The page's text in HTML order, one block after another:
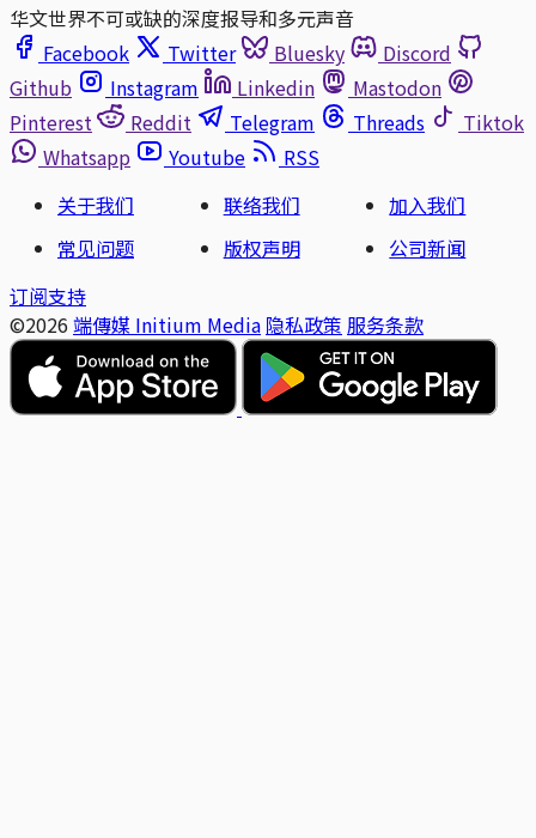
华文世界不可或缺的深度报导和多元声音
Facebook
Twitter Bluesky
Discord
Github
Instagram Linkedin
Mastodon
Pinterest
Reddit Telegram Threads
Tiktok
Whatsapp
Youtube
RSS
关于我们
联络我们
加入我们
常见问题
版权声明
公司新闻
订阅支持
©2026 端傳媒 Initium Media 隐私政策 服务条款